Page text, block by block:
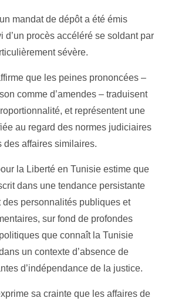
mandat de dépôt a été émis
d’un procès accéléré se soldant par
sévère.
que les peines prononcées –
comme d’amendes – traduisent
et représentent une
au regard des normes judiciaires
des affaires similaires.
la Liberté en Tunisie estime que
dans une tendance persistante
des personnalités publiques et
sur fond de profondes
que connaît la Tunisie
un contexte d’absence de
d’indépendance de la justice.
sa crainte que les affaires de